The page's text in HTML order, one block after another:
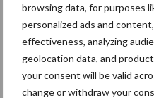
browsing data, for purposes
personalized ads and
effectiveness, analyzing
geolocation data, and
your consent will be valid
change or withdraw your
Beeld: Stefan Hut
Aanbevolen voor
Tot 5